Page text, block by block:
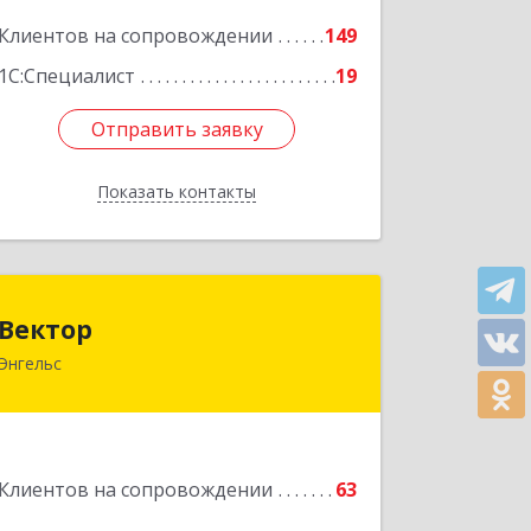
Клиентов на сопровождении
149
1С:Специалист
19
Отправить заявку
Показать контакты
Подробнее
Отправить заявку
Назад
Вектор
Энгельс
Клиентов на сопровождении 63
413107, Саратовская обл, Энгельс г,
Подробнее